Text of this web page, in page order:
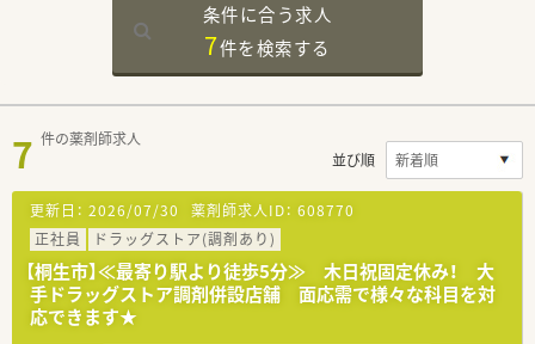
条件に合う求人
7件を検索する
7 件の薬剤師求人
並び順
更新日： 2026/07/30 薬剤師求人ID： 608770
正社員
ドラッグストア(調剤あり)
【桐生市】≪最寄り駅より徒歩5分≫ 木日祝固定休み！ 大
手ドラッグストア調剤併設店舗 面応需で様々な科目を対
応できます★